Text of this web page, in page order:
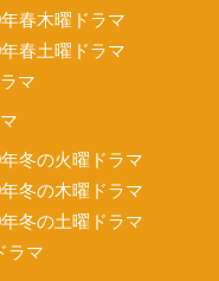
春木曜ドラマ
春土曜ドラマ
マ
冬の火曜ドラマ
冬の木曜ドラマ
冬の土曜ドラマ
ラマ